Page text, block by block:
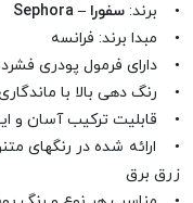
• برند: سفورا – Sephora
• مبدا برند: فرانسه
• دارای فرمول پودری
• رنگ دهی بالا با ماندگاری 10 ساعته روی
• قابلیت ترکیب آسان و
• ارائه شده در رنگهای
زرق برق